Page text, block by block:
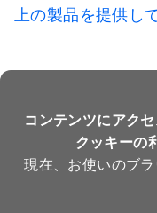
上の製品を提供し
コンテンツにアク
クッキーの
現在、お使いのブ